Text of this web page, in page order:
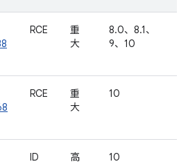
RCE
重
大
8.0、8.1、
9、10
RCE
重
大
10
ID 高 10